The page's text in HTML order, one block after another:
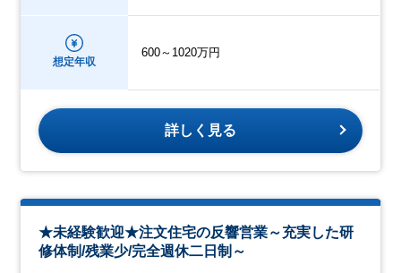
想定年収
600～1020万円
詳しく見る
★未経験歓迎★注文住宅の反響営業～充実した研
修体制/残業少/完全週休二日制～